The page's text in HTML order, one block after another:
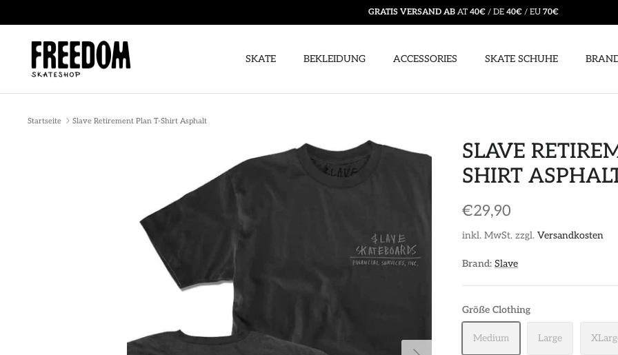
GRATIS VERSAND AB AT 40€ / DE 40€ / EU 70€
SKATE BEKLEIDUNG ACCESSORIES SKATE SCHUHE
Startseite Slave Retirement Plan T-Shirt Asphalt
SLAVE
SHIRT
€29,90
inkl. MwSt. zzgl.Versandkosten
Brand: Slave
Größe Clothing
Medium Large